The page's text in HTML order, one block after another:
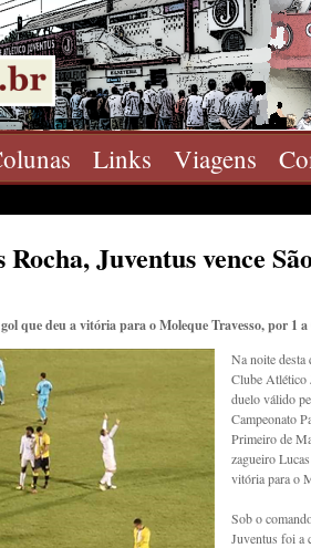
Links Viagens
Juventus vence
que deu a vitória para o Moleque Travesso, por 1 a
Na noite
Clube Atlético
duelo válido
Campeonato
Primeiro de
zagueiro
vitória para o
Sob o
Juventus foi a